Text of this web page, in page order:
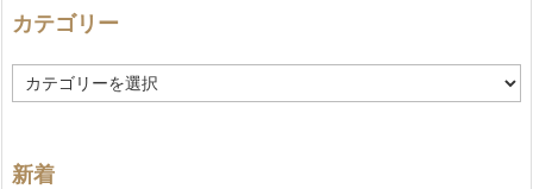
カテゴリー
テ
ー
新着